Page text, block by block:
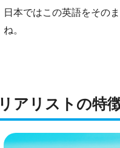
日本ではこの英語をその
ね。
リアリストの特